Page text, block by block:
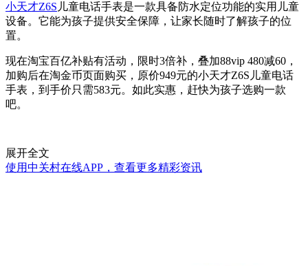
小天才Z6S 儿童电话手表是一款具备防水定位功能的实用儿童
设备。它能为孩子提供安全保障，让家长随时了解孩子的位
置。
现在淘宝百亿补贴有活动，限时3倍补，叠加88vip 480减60，
加购后在淘金币页面购买，原价949元的小天才Z6S儿童电话
手表，到手价只需583元。如此实惠，赶快为孩子选购一款
吧。
展开全文
使用中关村在线APP，查看更多精彩资讯